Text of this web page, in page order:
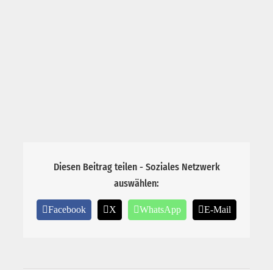
Diesen Beitrag teilen - Soziales Netzwerk
auswählen:
Facebook X WhatsApp E-Mail